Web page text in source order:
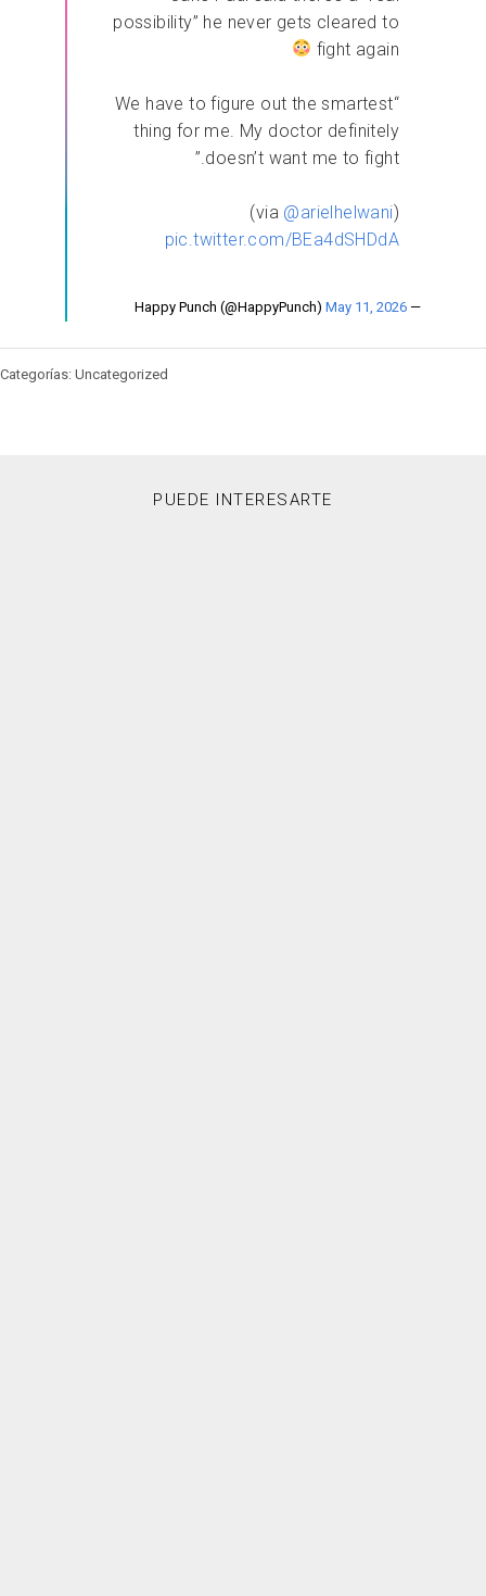
possibility” he never gets cleared to
fight again
“We have to figure out the smartest
thing for me. My doctor definitely
doesn’t want me to fight.”
(via
@arielhelwani
)
pic.twitter.com/BEa4dSHDdA
— Happy Punch (@HappyPunch)
May 11, 2026
Categorías: Uncategorized
PUEDE INTERESARTE